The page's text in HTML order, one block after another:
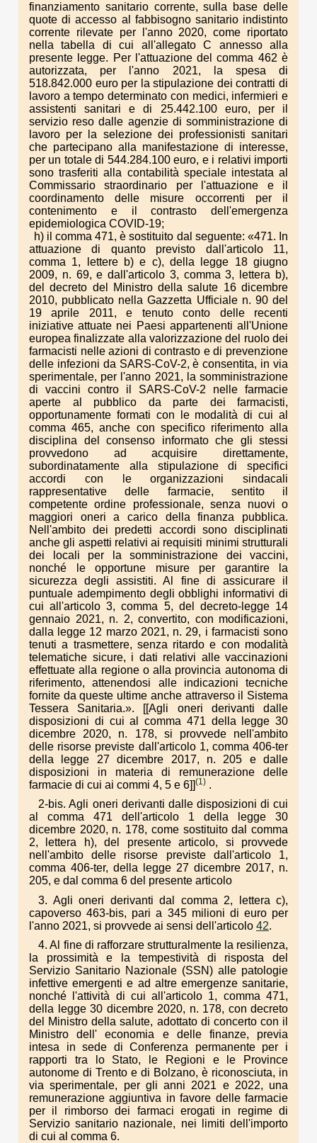
finanziamento sanitario corrente, sulla base delle
quote di accesso al fabbisogno sanitario indistinto
corrente rilevate per l'anno 2020, come riportato
nella tabella di cui all'allegato C annesso alla
presente legge. Per l'attuazione del comma 462 è
autorizzata, per l'anno 2021, la spesa di
518.842.000 euro per la stipulazione dei contratti di
lavoro a tempo determinato con medici, infermieri e
assistenti sanitari e di 25.442.100 euro, per il
servizio reso dalle agenzie di somministrazione di
lavoro per la selezione dei professionisti sanitari
che partecipano alla manifestazione di interesse,
per un totale di 544.284.100 euro, e i relativi importi
sono trasferiti alla contabilità speciale intestata al
Commissario straordinario per l'attuazione e il
coordinamento delle misure occorrenti per il
contenimento e il contrasto dell'emergenza
epidemiologica COVID-19;
h) il comma 471, è sostituito dal seguente: «471. In
attuazione di quanto previsto dall'articolo 11,
comma 1, lettere b) e c), della legge 18 giugno
2009, n. 69, e dall'articolo 3, comma 3, lettera b),
del decreto del Ministro della salute 16 dicembre
2010, pubblicato nella Gazzetta Ufficiale n. 90 del
19 aprile 2011, e tenuto conto delle recenti
iniziative attuate nei Paesi appartenenti all'Unione
europea finalizzate alla valorizzazione del ruolo dei
farmacisti nelle azioni di contrasto e di prevenzione
delle infezioni da SARS-CoV-2, è consentita, in via
sperimentale, per l'anno 2021, la somministrazione
di vaccini contro il SARS-CoV-2 nelle farmacie
aperte al pubblico da parte dei farmacisti,
opportunamente formati con le modalità di cui al
comma 465, anche con specifico riferimento alla
disciplina del consenso informato che gli stessi
provvedono ad acquisire direttamente,
subordinatamente alla stipulazione di specifici
accordi con le organizzazioni sindacali
rappresentative delle farmacie, sentito il
competente ordine professionale, senza nuovi o
maggiori oneri a carico della finanza pubblica.
Nell'ambito dei predetti accordi sono disciplinati
anche gli aspetti relativi ai requisiti minimi strutturali
dei locali per la somministrazione dei vaccini,
nonché le opportune misure per garantire la
sicurezza degli assistiti. Al fine di assicurare il
puntuale adempimento degli obblighi informativi di
cui all'articolo 3, comma 5, del decreto-legge 14
gennaio 2021, n. 2, convertito, con modificazioni,
dalla legge 12 marzo 2021, n. 29, i farmacisti sono
tenuti a trasmettere, senza ritardo e con modalità
telematiche sicure, i dati relativi alle vaccinazioni
effettuate alla regione o alla provincia autonoma di
riferimento, attenendosi alle indicazioni tecniche
fornite da queste ultime anche attraverso il Sistema
Tessera Sanitaria.». [[Agli oneri derivanti dalle
disposizioni di cui al comma 471 della legge 30
dicembre 2020, n. 178, si provvede nell'ambito
delle risorse previste dall'articolo 1, comma 406-ter
della legge 27 dicembre 2017, n. 205 e dalle
disposizioni in materia di remunerazione delle
farmacie di cui ai commi 4, 5 e 6]](1) .
2-bis. Agli oneri derivanti dalle disposizioni di cui
al comma 471 dell'articolo 1 della legge 30
dicembre 2020, n. 178, come sostituito dal comma
2, lettera h), del presente articolo, si provvede
nell'ambito delle risorse previste dall'articolo 1,
comma 406-ter, della legge 27 dicembre 2017, n.
205, e dal comma 6 del presente articolo
3. Agli oneri derivanti dal comma 2, lettera c),
capoverso 463-bis, pari a 345 milioni di euro per
l'anno 2021, si provvede ai sensi dell'articolo 42.
4. Al fine di rafforzare strutturalmente la resilienza,
la prossimità e la tempestività di risposta del
Servizio Sanitario Nazionale (SSN) alle patologie
infettive emergenti e ad altre emergenze sanitarie,
nonché l'attività di cui all'articolo 1, comma 471,
della legge 30 dicembre 2020, n. 178, con decreto
del Ministro della salute, adottato di concerto con il
Ministro dell' economia e delle finanze, previa
intesa in sede di Conferenza permanente per i
rapporti tra lo Stato, le Regioni e le Province
autonome di Trento e di Bolzano, è riconosciuta, in
via sperimentale, per gli anni 2021 e 2022, una
remunerazione aggiuntiva in favore delle farmacie
per il rimborso dei farmaci erogati in regime di
Servizio sanitario nazionale, nei limiti dell'importo
di cui al comma 6.